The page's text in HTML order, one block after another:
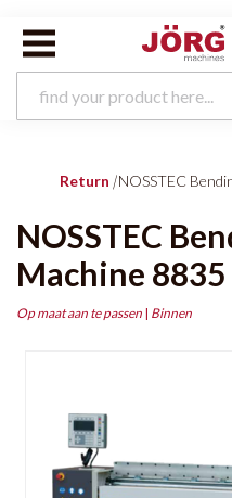
Return |NOSSTEC
NOSSTEC
Machine 8835
Op maat aan te passen | Binnen